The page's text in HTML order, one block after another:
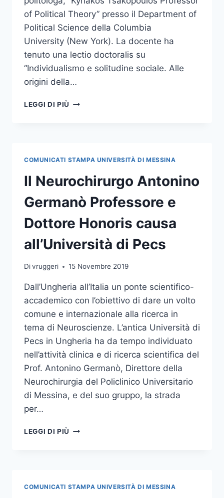
of Political Theory” presso il Department of
Political Science della Columbia
University (New York). La docente ha
tenuto una lectio doctoralis su
“Individualismo e solitudine sociale. Alle
origini della…
LEGGI DI PIÙ CONFERITO
SCIENZE
UMANISTICHE
ALLA
PROF.SSA
URBINATI
COMUNICATI STAMPA UNIVERSITÀ DI MESSINA
Il Neurochirurgo Antonino
Germanò Professore e
Dottore Honoris causa
all’Università di Pecs
Divruggeri 15 Novembre 2019
Dall’Ungheria all’Italia un ponte scientifico-
accademico con l’obiettivo di dare un volto
comune e internazionale alla ricerca in
tema di Neuroscienze. L’antica Università di
Pecs in Ungheria ha da tempo individuato
nell’attività clinica e di ricerca scientifica del
Prof. Antonino Germanò, Direttore della
Neurochirurgia del Policlinico Universitario
di Messina, e del suo gruppo, la strada
per…
LEGGI DI PIÙ IL
COMUNICATI STAMPA UNIVERSITÀ DI MESSINA